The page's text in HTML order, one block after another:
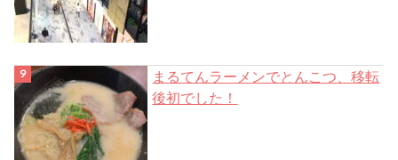
まるてんラーメンでとんこつ、移転
後初でした！